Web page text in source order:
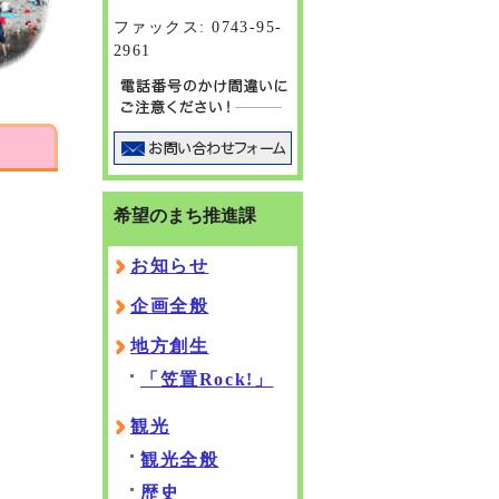
ファックス: 0743-95-
2961
希望のまち推進課
お知らせ
企画全般
地方創生
「笠置Rock!」
観光
観光全般
歴史